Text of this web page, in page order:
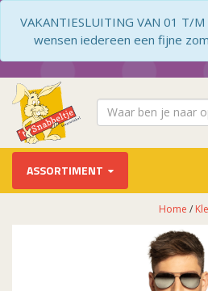
VAKANTIESLUITING VAN 01 T/M
wensen iedereen een fijne
ASSORTIMENT
Home /